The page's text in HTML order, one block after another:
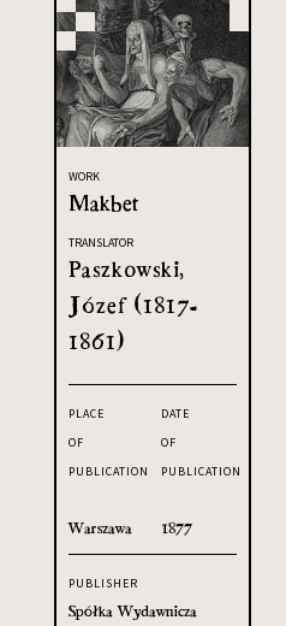
WORK
Makbet
TRANSLATOR
Paszkowski,
Józef (1817-
1861)
PLACE
OF
PUBLICATION
Warszawa
DATE
OF
PUBLICATION
1877
PUBLISHER
Spółka Wydawnicza